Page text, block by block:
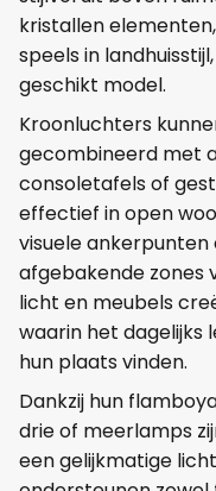
kristallen
speels in
geschikt model.
Kroonluchters
gecombineerd met
consoletafels of
effectief in open
visuele ankerpunten
afgebakende zones
licht en meubels
waarin het dagelijks
hun plaats vinden.
Dankzij hun
drie of meerlamps
een gelijkmatige